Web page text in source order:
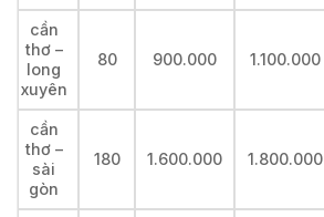
cần
thơ –
long
xuyên
80 900.000 1.100.000
cần
thơ –
sài
gòn
180 1.600.000 1.800.000